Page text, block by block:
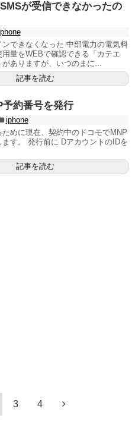
が受信できなかったの
ンできなくなった 中部電力の電気料
量をWEBで確認できる「カテエ
がありますが、いつのまに...
記事を読む
予約番号を発行
iphone
ために現在、契約中のドコモでMNP
す。 発行前に DアカウントのIDを
記事を読む
3 4